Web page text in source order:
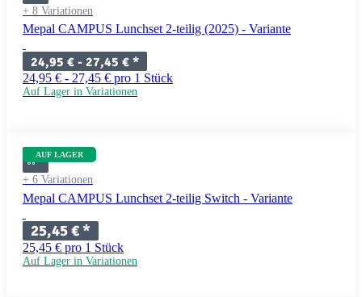
+ 8 Variationen
Mepal CAMPUS Lunchset 2-teilig (2025) - Variante
24,95 € - 27,45 € *
24,95 € - 27,45 € pro 1 Stück
Auf Lager in Variationen
AUF LAGER
+ 6 Variationen
Mepal CAMPUS Lunchset 2-teilig Switch - Variante
25,45 €*
25,45 € pro 1 Stück
Auf Lager in Variationen